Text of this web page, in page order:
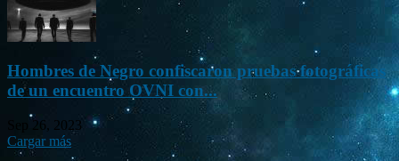
Hombres de Negro confiscaron pruebas fotográficas
de un encuentro OVNI con...
Sep 26, 2023
Cargar más